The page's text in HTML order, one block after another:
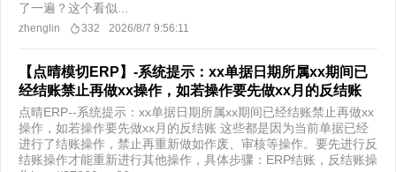
了一遍？这个看似...
zhenglin 332 2026/8/7 9:56:11
【点晴模切ERP】-系统提示：xx单据日期所属xx期间已
经结账禁止再做xx操作，如若操作要先做xx月的反结账
点晴ERP--系统提示：xx单据日期所属xx期间已经结账禁止再做xx
操作，如若操作要先做xx月的反结账 这些都是因为当前单据已经
进行了结账操作，禁止再重新做如作废、审核等操作。要先进行反
结账操作才能重新进行其他操作，具体步骤：ERP结账，反结账操